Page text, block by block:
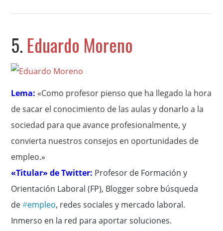
5. Eduardo Moreno
Lema: «Como profesor pienso que ha llegado la hora
de sacar el conocimiento de las aulas y donarlo a la
sociedad para que avance profesionalmente, y
convierta nuestros consejos en oportunidades de
empleo.»
«Titular» de Twitter: Profesor de Formación y
Orientación Laboral (FP), Blogger sobre búsqueda
de#empleo, redes sociales y mercado laboral.
Inmerso en la red para aportar soluciones.